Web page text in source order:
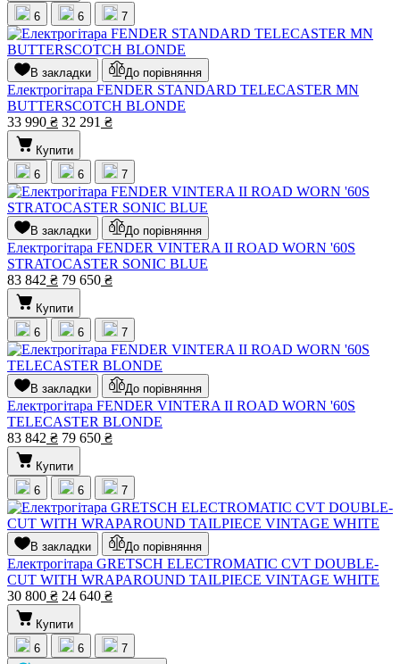
6
6 7
В закладки До порівняння
Електрогітара FENDER STANDARD TELECASTER MN
BUTTERSCOTCH BLONDE
33 990 ₴ 32 291 ₴
Купити
6
6 7
В закладки До порівняння
Електрогітара FENDER VINTERA II ROAD WORN '60S
STRATOCASTER SONIC BLUE
83 842 ₴ 79 650 ₴
Купити
6
6 7
В закладки До порівняння
Електрогітара FENDER VINTERA II ROAD WORN '60S
TELECASTER BLONDE
83 842 ₴ 79 650 ₴
Купити
6
6 7
В закладки До порівняння
Електрогітара GRETSCH ELECTROMATIC CVT DOUBLE-
CUT WITH WRAPAROUND TAILPIECE VINTAGE WHITE
30 800 ₴ 24 640 ₴
Купити
6
6 7